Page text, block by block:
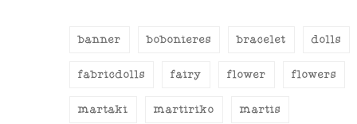
banner bobonieres bracelet dolls
fabricdolls fairy flower flowers
martaki martiriko martis